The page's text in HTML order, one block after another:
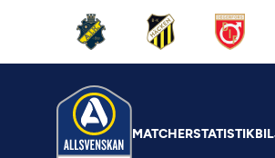
MATCHERSTATISTIK